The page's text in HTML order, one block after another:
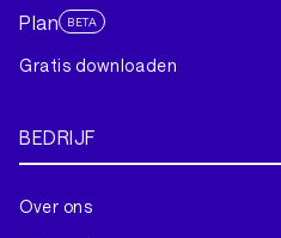
Plan BETA
Gratis downloaden
BEDRIJF
Over ons